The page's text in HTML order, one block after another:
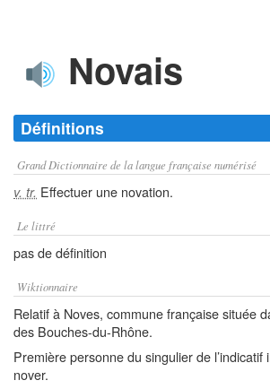
Novais
Définitions
Grand Dictionnaire de la langue française numérisé
v. tr. Effectuer une novation.
Le littré
pas de définition
Wiktionnaire
Relatif à Noves, commune française située
des Bouches-du-Rhône.
Première personne du singulier de
nover.